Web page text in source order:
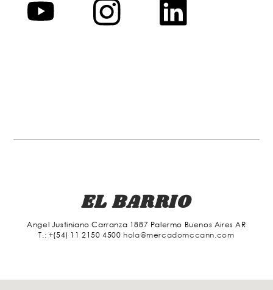
EL BARRIO
Angel Justiniano Carranza 1887 Palermo Buenos Aires AR
T.: +(54) 11 2150 4500 hola@mercadomccann.com